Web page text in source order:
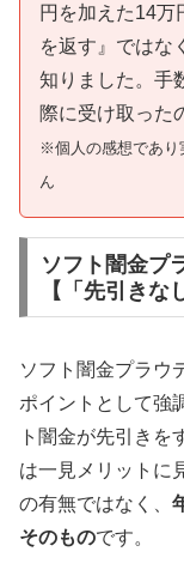
円を加えた14万
を返す』ではな
知りました。手
際に受け取った
※個人の感想であり
ん
ソフト闇金プ
【「先引きな
ソフト闇金プラウ
ポイントとして強
ト闇金が先引きを
は一見メリットに
の有無ではなく、
そのものです。